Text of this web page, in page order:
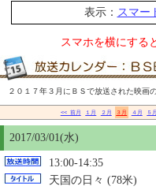
表示： スマー
スマホを横にする
２０１７年３月にＢＳで放送された映画
<< 前月 １月 ２月 ３月 ４月 ５月
2017/03/01(水)
13:00-14:35
天国の日々 (78米)